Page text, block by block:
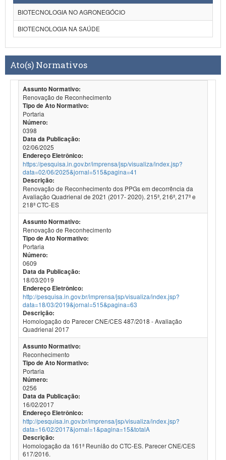
BIOTECNOLOGIA NO AGRONEGÓCIO
BIOTECNOLOGIA NA SAÚDE
Ato(s) Normativos
Assunto Normativo:
Renovação de Reconhecimento
Tipo de Ato Normativo:
Portaria
Número:
0398
Data da Publicação:
02/06/2025
Endereço Eletrônico:
https://pesquisa.in.gov.br/imprensa/jsp/visualiza/index.jsp?
data=02/06/2025&jornal=515&pagina=41
Descrição:
Renovação de Reconhecimento dos PPGs em decorrência da
Avaliação Quadrienal de 2021 (2017- 2020). 215ª, 216ª, 217ª e
218ª CTC-ES
Assunto Normativo:
Renovação de Reconhecimento
Tipo de Ato Normativo:
Portaria
Número:
0609
Data da Publicação:
18/03/2019
Endereço Eletrônico:
http://pesquisa.in.gov.br/imprensa/jsp/visualiza/index.jsp?
data=18/03/2019&jornal=515&pagina=63
Descrição:
Homologação do Parecer CNE/CES 487/2018 - Avaliação
Quadrienal 2017
Assunto Normativo:
Reconhecimento
Tipo de Ato Normativo:
Portaria
Número:
0256
Data da Publicação:
16/02/2017
Endereço Eletrônico:
http://pesquisa.in.gov.br/imprensa/jsp/visualiza/index.jsp?
data=16/02/2017&jornal=1&pagina=15&totalA
Descrição:
Homologação da 161ª Reunião do CTC-ES. Parecer CNE/CES
617/2016.